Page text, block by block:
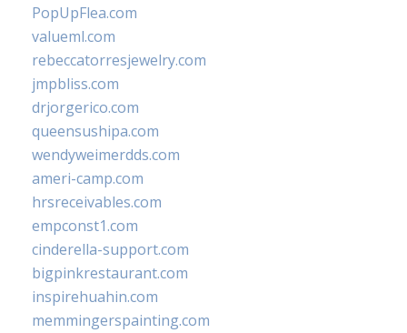
PopUpFlea.com
valueml.com
rebeccatorresjewelry.com
jmpbliss.com
drjorgerico.com
queensushipa.com
wendyweimerdds.com
ameri-camp.com
hrsreceivables.com
empconst1.com
cinderella-support.com
bigpinkrestaurant.com
inspirehuahin.com
memmingerspainting.com